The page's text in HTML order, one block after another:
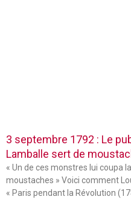
3 septembre 1792 : Le
Lamballe sert de
« Un de ces monstres lui coupa
moustaches » Voici comment
« Paris pendant la Révolution